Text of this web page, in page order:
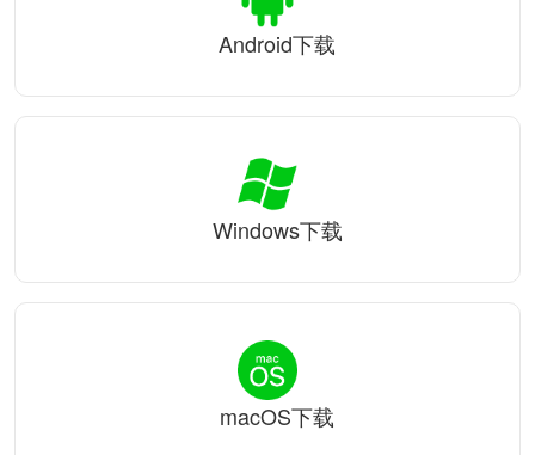
Android下载
Windows下载
macOS下载